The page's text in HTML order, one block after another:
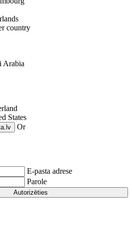
country
Arabia
States
Or
E-pasta adrese
Parole
Autorizēties